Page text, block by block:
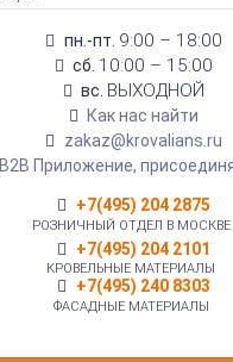
пн.-пт. 9:00 – 18:00
сб. 10:00 – 15:00
вс. ВЫХОДНОЙ
Как нас найти
zakaz@krovalians.ru
B2B Приложение,
+7(495) 204 2875
РОЗНИЧНЫЙ ОТДЕЛ В МОСКВЕ
+7(495) 204 2101
КРОВЕЛЬНЫЕ МАТЕРИАЛЫ
+7(495) 240 8303
ФАСАДНЫЕ МАТЕРИАЛЫ